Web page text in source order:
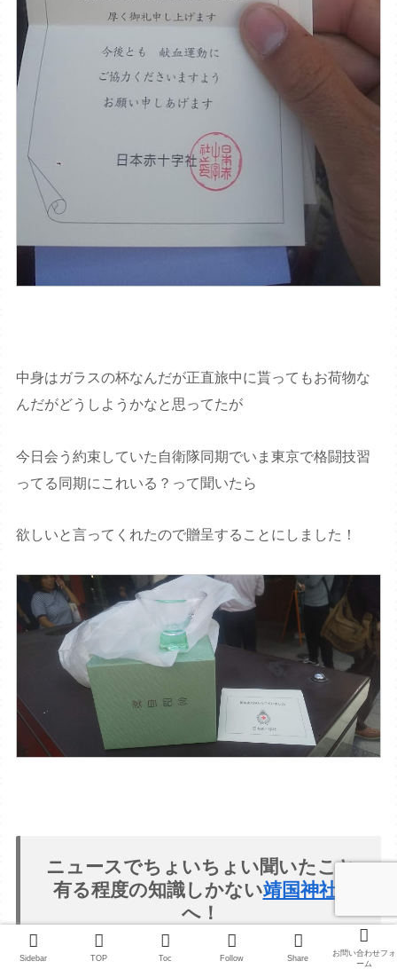
中身はガラスの杯なんだが正直旅中に貰ってもお荷物な
んだがどうしようかなと思ってたが
今日会う約束していた自衛隊同期でいま東京で格闘技習
ってる同期にこれいる？って聞いたら
欲しいと言ってくれたので贈呈することにしました！
ニュースでちょいちょい聞いたこと
有る程度の知識しかない靖国神社
へ！
Sidebar TOP Toc Follow Share
お問い合わせフォ
ーム